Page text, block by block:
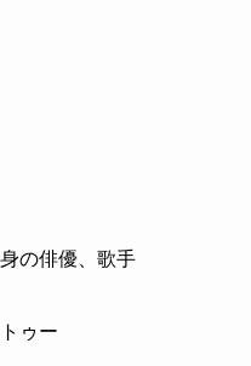
の俳優、歌手
ゥー